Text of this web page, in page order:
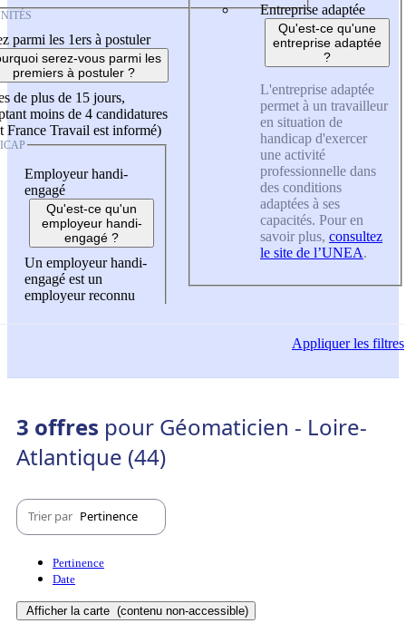
parmi les 1ers à postuler
serez-vous parmi les
premiers à postuler ?
de plus de 15 jours,
moins de 4 candidatures
France Travail est informé)
Employeur handi-
engagé
Qu'est-ce qu'un
employeur handi-
engagé ?
Un employeur handi-
engagé est un
employeur reconnu
Entreprise adaptée
Qu'est-ce qu'une
entreprise adaptée
?
L'entreprise adaptée
permet à un travailleur
en situation de
handicap d'exercer
une activité
professionnelle dans
des conditions
adaptées à ses
capacités. Pour en
savoir plus, consultez
le site de l’UNEA.
Appliquerles filtres
3 offres pour Géomaticien - Loire-
Atlantique (44)
Trier par Pertinence
Pertinence
Date
Afficher la carte (contenu non-accessible)